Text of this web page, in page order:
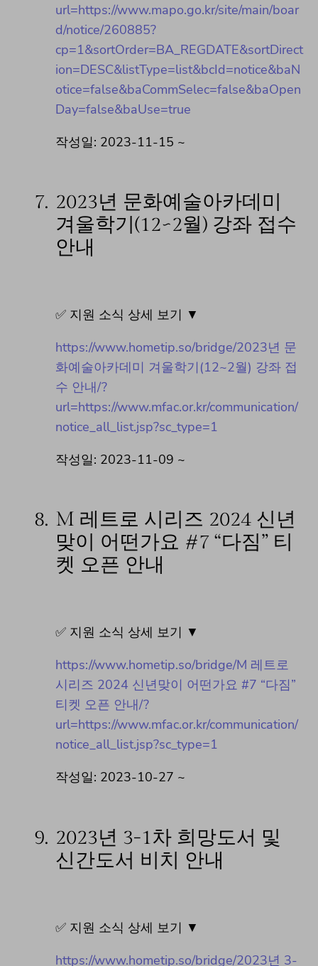
url=https://www.mapo.go.kr/site/main/boar
d/notice/260885?
cp=1&sortOrder=BA_REGDATE&sortDirect
ion=DESC&listType=list&bcId=notice&baN
otice=false&baCommSelec=false&baOpen
Day=false&baUse=true
작성일: 2023-11-15 ~
7. 2023년 문화예술아카데미
겨울학기(12~2월) 강좌 접수
안내
✅ 지원 소식 상세 보기 ▼
https://www.hometip.so/bridge/2023년 문
화예술아카데미 겨울학기(12~2월) 강좌 접
수 안내/?
url=https://www.mfac.or.kr/communication/
notice_all_list.jsp?sc_type=1
작성일: 2023-11-09 ~
8. M 레트로 시리즈 2024 신년
맞이 어떤가요 #7 “다짐” 티
켓 오픈 안내
✅ 지원 소식 상세 보기 ▼
https://www.hometip.so/bridge/M 레트로
시리즈 2024 신년맞이 어떤가요 #7 “다짐”
티켓 오픈 안내/?
url=https://www.mfac.or.kr/communication/
notice_all_list.jsp?sc_type=1
작성일: 2023-10-27 ~
9. 2023년 3-1차 희망도서 및
신간도서 비치 안내
✅ 지원 소식 상세 보기 ▼
https://www.hometip.so/bridge/2023년 3-